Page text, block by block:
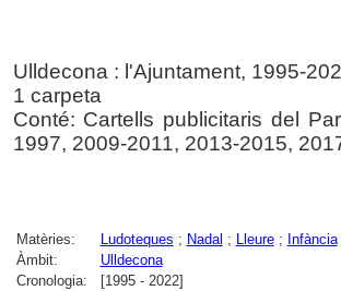
Ulldecona : l'Ajuntament, 1995-
1 carpeta
Conté: Cartells publicitaris del
1997, 2009-2011, 2013-2015,
Matèries: Ludoteques ; Nadal ; Lleure; Infància
Àmbit:
Ulldecona
Cronologia:
[1995 - 2022]